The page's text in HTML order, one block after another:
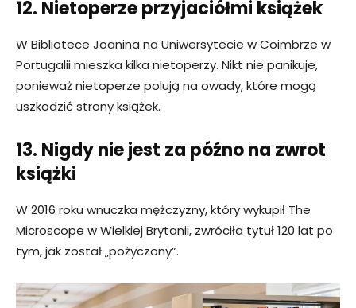
12. Nietoperze przyjaciółmi książek
W Bibliotece Joanina na Uniwersytecie w Coimbrze w
Portugalii mieszka kilka nietoperzy. Nikt nie panikuje,
ponieważ nietoperze polują na owady, które mogą
uszkodzić strony książek.
13. Nigdy nie jest za późno na zwrot
książki
W 2016 roku wnuczka mężczyzny, który wykupił The
Microscope w Wielkiej Brytanii, zwróciła tytuł 120 lat po
tym, jak został „pożyczony”.